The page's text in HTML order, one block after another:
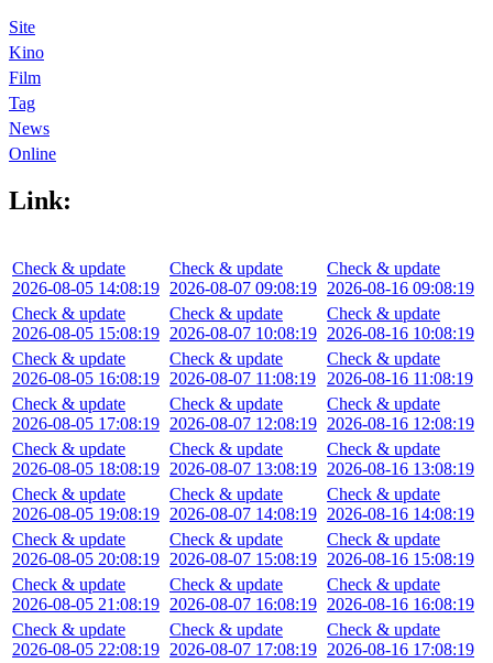
Site
Kino
Film
Tag
News
Online
Link:
Check & update
2026-08-05 14:08:19
Check & update
2026-08-05 15:08:19
Check & update
2026-08-05 16:08:19
Check & update
2026-08-05 17:08:19
Check & update
2026-08-05 18:08:19
Check & update
2026-08-05 19:08:19
Check & update
2026-08-05 20:08:19
Check & update
2026-08-05 21:08:19
Check & update
2026-08-05 22:08:19
Check & update
2026-08-07 09:08:19
Check & update
2026-08-07 10:08:19
Check & update
2026-08-07 11:08:19
Check & update
2026-08-07 12:08:19
Check & update
2026-08-07 13:08:19
Check & update
2026-08-07 14:08:19
Check & update
2026-08-07 15:08:19
Check & update
2026-08-07 16:08:19
Check & update
2026-08-07 17:08:19
Check & update
2026-08-16 09:08:19
Check & update
2026-08-16 10:08:19
Check & update
2026-08-16 11:08:19
Check & update
2026-08-16 12:08:19
Check & update
2026-08-16 13:08:19
Check & update
2026-08-16 14:08:19
Check & update
2026-08-16 15:08:19
Check & update
2026-08-16 16:08:19
Check & update
2026-08-16 17:08:19